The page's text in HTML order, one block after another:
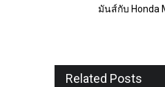
มันส์กับ Honda
Related Posts